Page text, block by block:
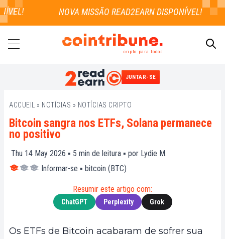
cripto para todos
JUNTAR-SE
ACCUEIL » NOTÍCIAS » NOTÍCIAS CRIPTO
Bitcoin sangra nos ETFs, Solana permanece
no positivo
Thu 14 May 2026 ▪ 5 min de leitura ▪ por Lydie M.
Informar-se ▪ bitcoin (BTC)
Resumir este artigo com:
ChatGPT Perplexity Grok
Os ETFs de Bitcoin acabaram de sofrer sua